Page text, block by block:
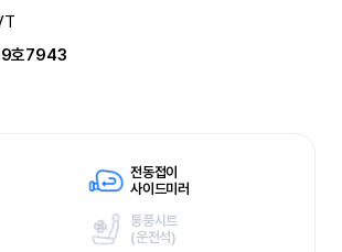
호7943
전동접이
사이드미러
통풍시트
(운전석)